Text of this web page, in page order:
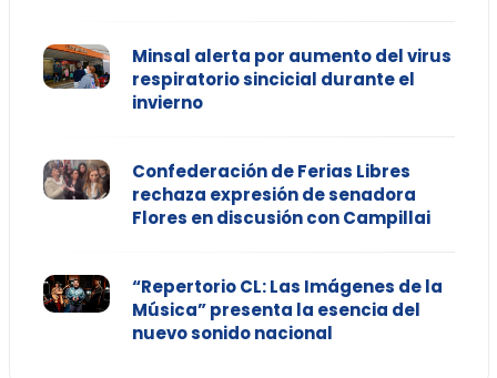
Minsal alerta por aumento del virus
respiratorio sincicial durante el
invierno
Confederación de Ferias Libres
rechaza expresión de senadora
Flores en discusión con Campillai
“Repertorio CL: Las Imágenes de la
Música” presenta la esencia del
nuevo sonido nacional